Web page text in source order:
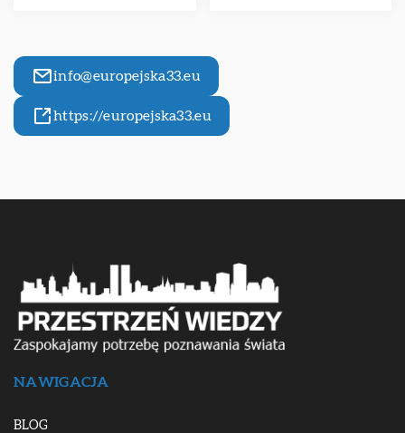
info@europejska33.eu
https://europejska33.eu
NAWIGACJA
BLOG